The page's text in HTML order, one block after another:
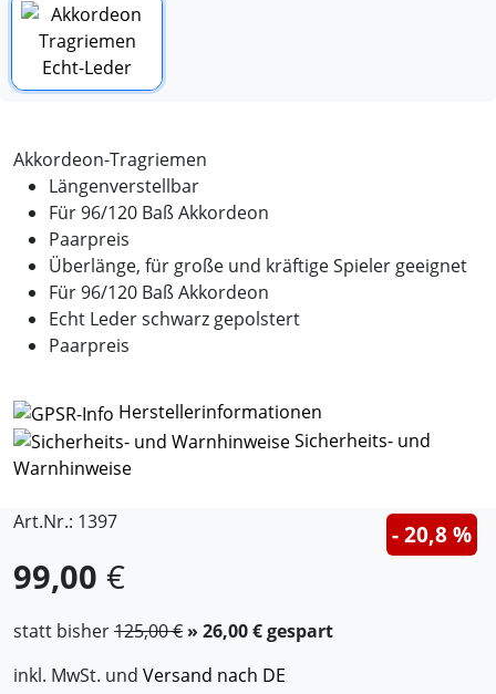
Akkordeon-Tragriemen
Längenverstellbar
Für 96/120 Baß Akkordeon
Paarpreis
Überlänge, für große und kräftige Spieler geeignet
Für 96/120 Baß Akkordeon
Echt Leder schwarz gepolstert
Paarpreis
Herstellerinformationen
Sicherheits- und
Warnhinweise
Art.Nr.: 1397
99,00 €
statt bisher125,00 € » 26,00 € gespart
- 20,8 %
inkl. MwSt. und Versand nach DE